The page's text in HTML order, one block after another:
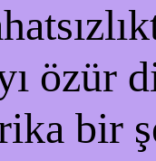
özür
bir